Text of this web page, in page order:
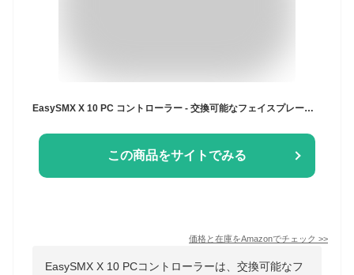
この商品をサイトでみる
価格と在庫をAmazonでチェック >>
EasySMX X 10 PCコントローラーは、交換可能なフ